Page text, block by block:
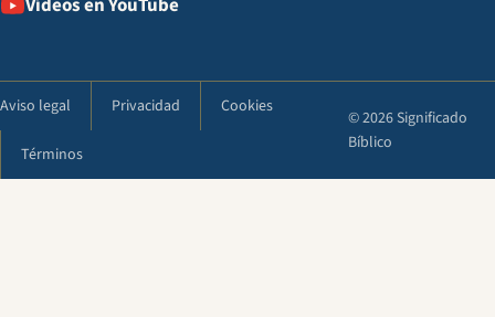
Aviso legal Privacidad Cookies
Términos
© 2026 Significado
Bíblico